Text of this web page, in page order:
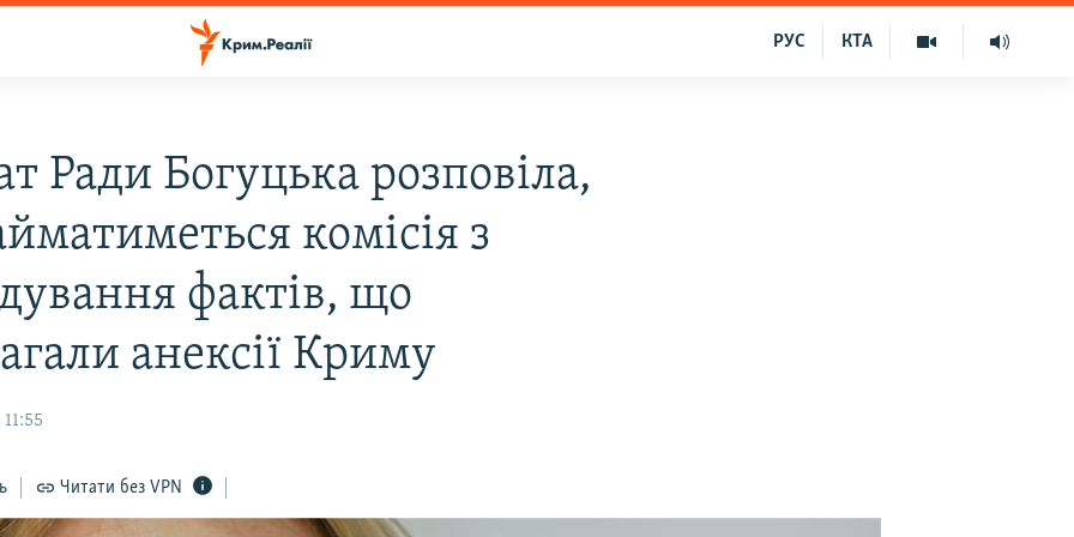
КТА
РУС
Ради Богуцька розповіла,
комісія з
фактів, що
анексії Криму
Читати без VPN